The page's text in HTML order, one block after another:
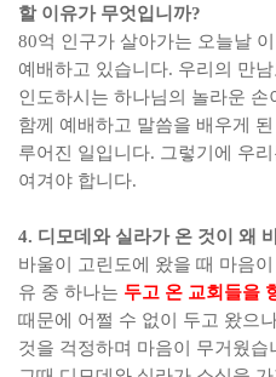
할 이유가 무엇입니까?
80억 인구가 살아가는 오늘날
예배하고 있습니다. 우리의 만
인도하시는 하나님의 놀라운 손
함께 예배하고 말씀을 배우게
루어진 일입니다. 그렇기에 우
여겨야 합니다.
4. 디모데와 실라가 온 것이 왜
바울이 고린도에 왔을 때 마음
유 중 하나는 두고 온 교회들을
때문에 어쩔 수 없이 두고 왔으
것을 걱정하며 마음이 무거웠습